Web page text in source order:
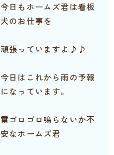
今日もホームズ君は看板
犬のお仕事を
頑張っていますよ♪♪
今日はこれから雨の予報
になっています。
雷ゴロゴロ鳴らないか不
安なホームズ君